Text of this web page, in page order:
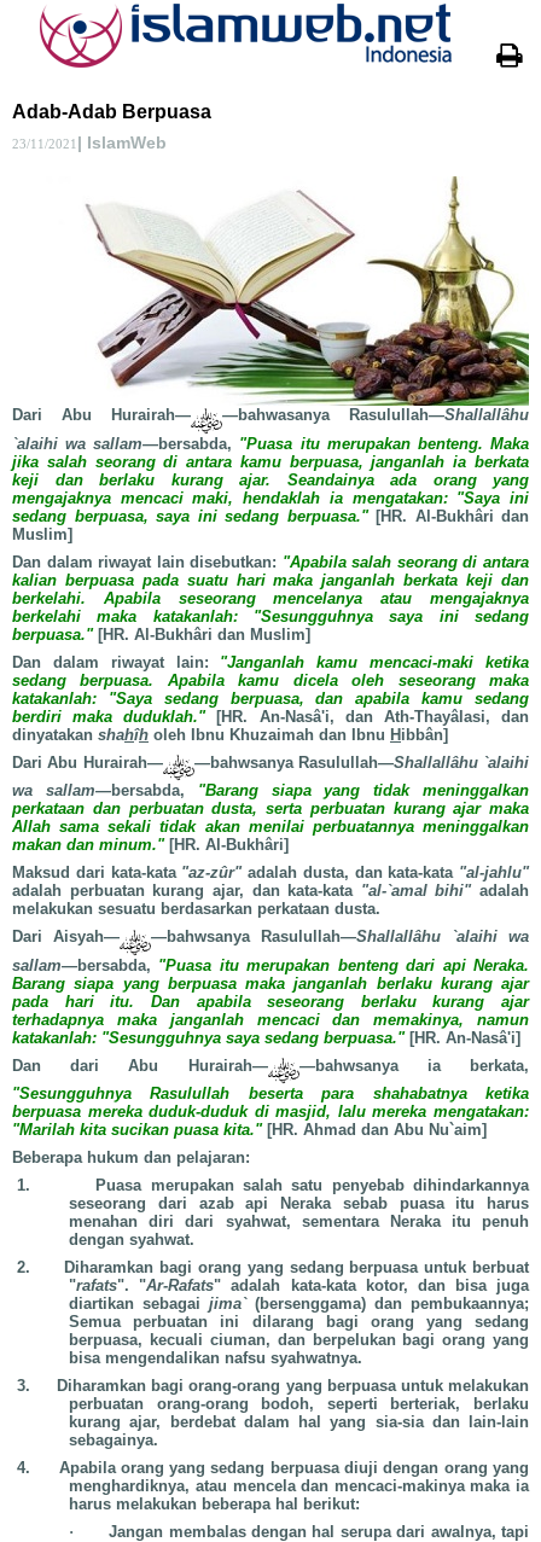
Adab-Adab Berpuasa
23/11/2021 | IslamWeb
Dari Abu Hurairah— —bahwasanya Rasulullah—Shallallâhu
`alaihi wa sallam—bersabda, "Puasa itu merupakan benteng. Maka
jika salah seorang di antara kamu berpuasa, janganlah ia berkata
keji dan berlaku kurang ajar. Seandainya ada orang yang
mengajaknya mencaci maki, hendaklah ia mengatakan: "Saya ini
sedang berpuasa, saya ini sedang berpuasa."[HR. Al-Bukhâri dan
Muslim]
Dan dalam riwayat lain disebutkan: "Apabila salah seorang di antara
kalian berpuasa pada suatu hari maka janganlah berkata keji dan
berkelahi. Apabila seseorang mencelanya atau mengajaknya
berkelahi maka katakanlah: "Sesungguhnya saya ini sedang
berpuasa." [HR. Al-Bukhâri dan Muslim]
Dan dalam riwayat lain: "Janganlah kamu mencaci-maki ketika
sedang berpuasa. Apabila kamu dicela oleh seseorang maka
katakanlah: "Saya sedang berpuasa, dan apabila kamu sedang
berdiri maka duduklah."[HR. An-Nasâ'i, dan Ath-Thayâlasi, dan
dinyatakan shahîh oleh Ibnu Khuzaimah dan Ibnu Hibbân]
Dari Abu Hurairah—
—bahwsanya Rasulullah—Shallallâhu `alaihi
wa sallam—bersabda, "Barang siapa yang tidak meninggalkan
perkataan dan perbuatan dusta, serta perbuatan kurang ajar maka
Allah sama sekali tidak akan menilai perbuatannya meninggalkan
makan dan minum."[HR. Al-Bukhâri]
Maksud dari kata-kata "az-zûr"adalah dusta, dan kata-kata "al-jahlu"
adalah perbuatan kurang ajar, dan kata-kata "al-`amal bihi"adalah
melakukan sesuatu berdasarkan perkataan dusta.
Dari Aisyah—
—bahwsanya Rasulullah—Shallallâhu `alaihi wa
sallam—bersabda, "Puasa itu merupakan benteng dari api Neraka.
Barang siapa yang berpuasa maka janganlah berlaku kurang ajar
pada hari itu. Dan apabila seseorang berlaku kurang ajar
terhadapnya maka janganlah mencaci dan memakinya, namun
katakanlah: "Sesungguhnya saya sedang berpuasa."[HR. An-Nasâ'i]
Dan dari Abu Hurairah—
—bahwsanya ia berkata,
"Sesungguhnya Rasulullah beserta para shahabatnya ketika
berpuasa mereka duduk-duduk di masjid, lalu mereka mengatakan:
"Marilah kita sucikan puasa kita."[HR. Ahmad dan Abu Nu`aim]
Beberapa hukum dan pelajaran:
1.
Puasa merupakan salah satu penyebab dihindarkannya
seseorang dari azab api Neraka sebab puasa itu harus
menahan diri dari syahwat, sementara Neraka itu penuh
dengan syahwat.
2.
Diharamkan bagi orang yang sedang berpuasa untuk berbuat
"rafats". "Ar-Rafats" adalah kata-kata kotor, dan bisa juga
diartikan sebagaijima`(bersenggama) dan pembukaannya;
Semua perbuatan ini dilarang bagi orang yang sedang
berpuasa, kecuali ciuman, dan berpelukan bagi orang yang
bisa mengendalikan nafsu syahwatnya.
3.
Diharamkan bagi orang-orang yang berpuasa untuk melakukan
perbuatan orang-orang bodoh, seperti berteriak, berlaku
kurang ajar, berdebat dalam hal yang sia-sia dan lain-lain
sebagainya.
4.
Apabila orang yang sedang berpuasa diuji dengan orang yang
menghardiknya, atau mencela dan mencaci-makinya maka ia
harus melakukan beberapa hal berikut:
·
Jangan membalas dengan hal serupa dari awalnya, tapi